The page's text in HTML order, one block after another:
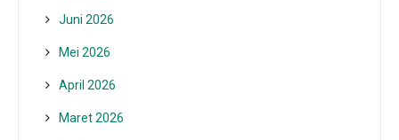
Juni 2026
Mei 2026
April 2026
Maret 2026